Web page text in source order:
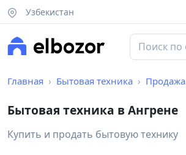
Узбекистан
Главная Бытовая техника Продажа
Бытовая техника в Ангрене
Купить и продать бытовую технику